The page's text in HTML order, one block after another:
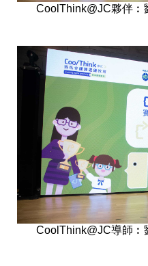
CoolThink@JC夥伴︰
CoolThink@JC導師︰